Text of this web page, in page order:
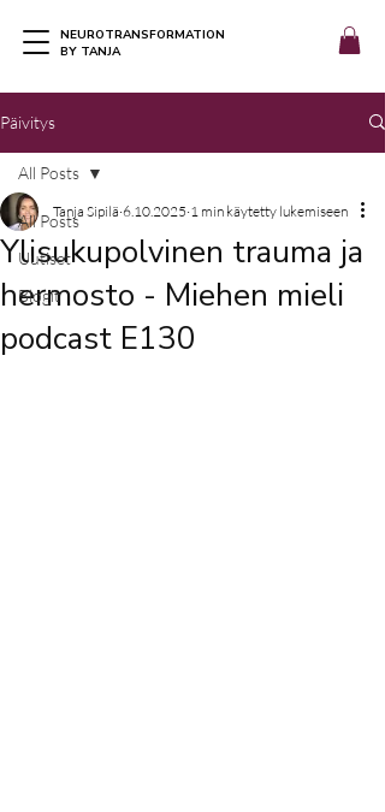
NEUROTRANSFORMATION
BY TANJA
Päivitys
All Posts
Uutiset
Blogit
All Posts
Ylisukupolvinen trauma ja
hermosto - Miehen mieli
podcast E130
Tanja Sipilä 6.10.2025 1 min käytetty lukemiseen